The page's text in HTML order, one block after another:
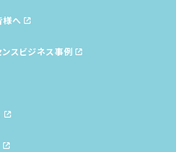
様へ
ス ビジネス事例